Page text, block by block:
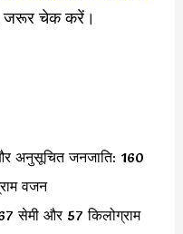
चेक करें।
अनुसूचित जनजाति: 160
वजन
सेमी और 57 किलोग्राम